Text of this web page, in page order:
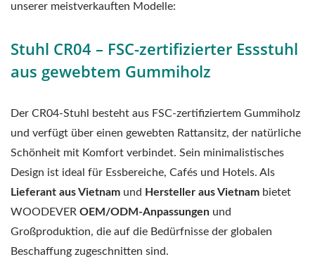
unserer meistverkauften Modelle:
Stuhl CR04 – FSC-zertifizierter Essstuhl
aus gewebtem Gummiholz
Der CR04-Stuhl besteht aus FSC-zertifiziertem Gummiholz
und verfügt über einen gewebten Rattansitz, der natürliche
Schönheit mit Komfort verbindet. Sein minimalistisches
Design ist ideal für Essbereiche, Cafés und Hotels. Als
Lieferant aus Vietnam und Hersteller aus Vietnam bietet
WOODEVER OEM/ODM-Anpassungen und
Großproduktion, die auf die Bedürfnisse der globalen
Beschaffung zugeschnitten sind.